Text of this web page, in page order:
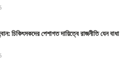
চিকিৎসকদের পেশাগত দায়িত্বে রাজনীতি যেন বাধা